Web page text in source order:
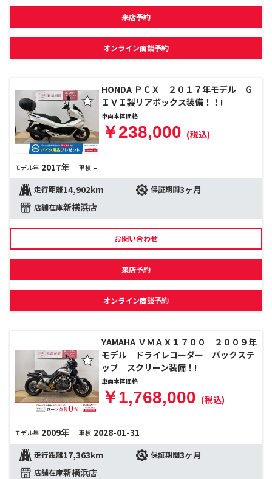
来店予約
オンライン商談予約
HONDA ＰＣＸ ２０１７年モデル Ｇ
ＩＶＩ製リアボックス装備！！!
車両本体価格
￥238,000 (税込)
モデル年 2017年 車検 -
走行距離14,902km 保証期間3ヶ月
店舗在庫新横浜店
お問い合わせ
来店予約
オンライン商談予約
YAMAHA ＶＭＡＸ１７００ ２００９年
モデル ドライレコーダー バックステ
ップ スクリーン装備！!
車両本体価格
￥1,768,000 (税込)
モデル年 2009年 車検 2028-01-31
走行距離17,363km 保証期間3ヶ月
店舗在庫新横浜店